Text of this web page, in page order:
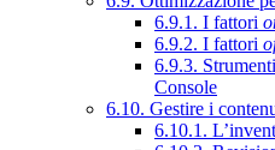
6.9.1. I fattori
6.9.2. I fattori
6.9.3.
Console
6.10. Gestire i
6.10.1.